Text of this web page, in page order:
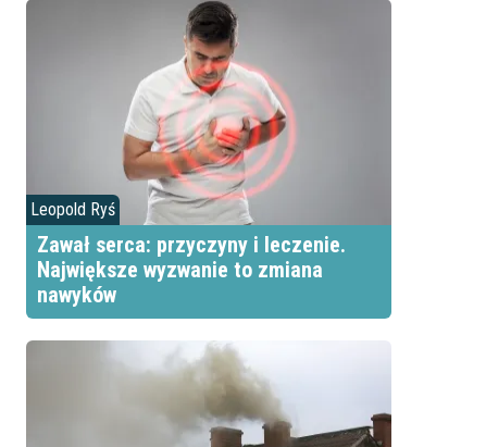
Leopold Ryś
Zawał serca: przyczyny i leczenie.
Największe wyzwanie to zmiana
nawyków